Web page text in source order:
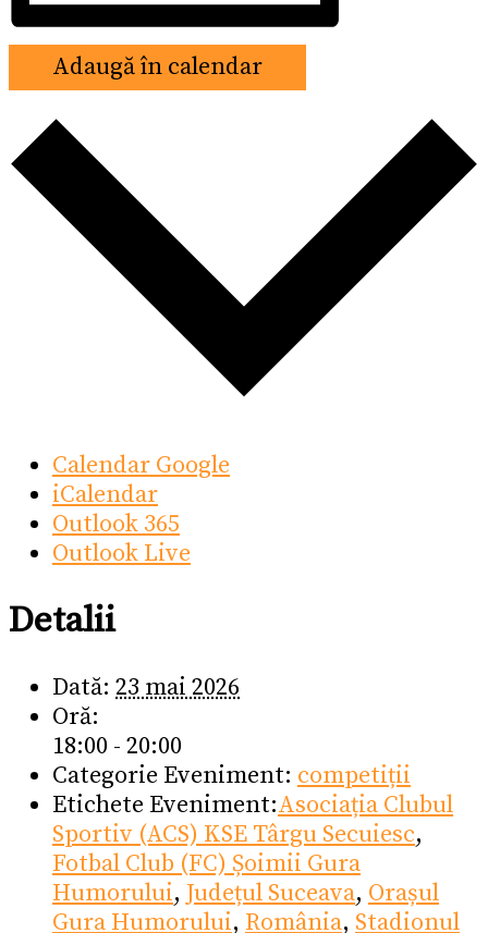
Adaugă în calendar
Calendar Google
iCalendar
Outlook 365
Outlook Live
Detalii
Dată: 23 mai 2026
Oră:
18:00 - 20:00
Categorie Eveniment: competiții
Etichete Eveniment:Asociația Clubul
Sportiv (ACS) KSE Târgu Secuiesc,
Fotbal Club (FC) Șoimii Gura
Humorului, Județul Suceava, Orașul
Gura Humorului, România, Stadionul